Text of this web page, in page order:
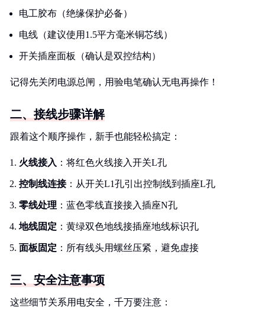
电工胶布（绝缘保护必备）
电线（建议使用1.5平方毫米铜芯线）
开关插座面板（确认是双控结构）
记得先关闭电源总闸，用验电笔确认无电再操作！
二、接线步骤详解
跟着这个顺序操作，新手也能轻松搞定：
火线接入 ：将红色火线接入开关L孔
控制线连接：从开关L1孔引出控制线到插座L孔
零线处理 ：蓝色零线直接接入插座N孔
地线固定 ：黄绿双色地线接插座地线标识孔
面板固定 ：所有线头用螺丝压紧，避免虚接
三、安全注意事项
这些细节关系用电安全，千万要注意：